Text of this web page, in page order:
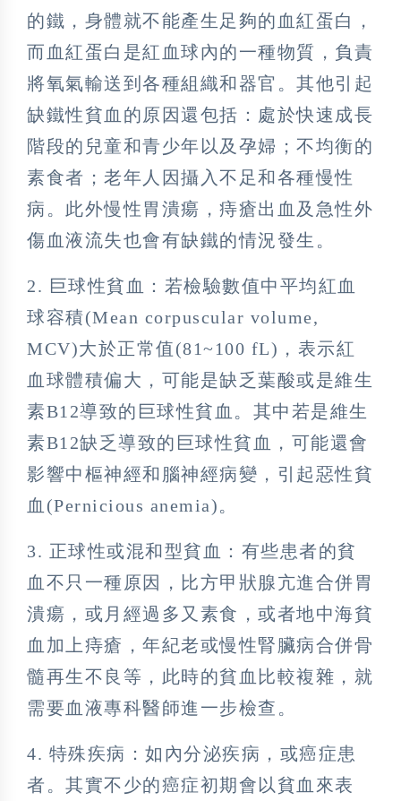
的鐵，身體就不能產生足夠的血紅蛋白，
而血紅蛋白是紅血球內的一種物質，負責
將氧氣輸送到各種組織和器官。其他引起
缺鐵性貧血的原因還包括：處於快速成長
階段的兒童和青少年以及孕婦；不均衡的
素食者；老年人因攝入不足和各種慢性
病。此外慢性胃潰瘍，痔瘡出血及急性外
傷血液流失也會有缺鐵的情況發生。
2. 巨球性貧血：若檢驗數值中平均紅血
球容積(Mean corpuscular volume,
MCV)大於正常值(81~100 fL)，表示紅
血球體積偏大，可能是缺乏葉酸或是維生
素B12導致的巨球性貧血。其中若是維生
素B12缺乏導致的巨球性貧血，可能還會
影響中樞神經和腦神經病變，引起惡性貧
血(Pernicious anemia)。
3. 正球性或混和型貧血：有些患者的貧
血不只一種原因，比方甲狀腺亢進合併胃
潰瘍，或月經過多又素食，或者地中海貧
血加上痔瘡，年紀老或慢性腎臟病合併骨
髓再生不良等，此時的貧血比較複雜，就
需要血液專科醫師進一步檢查。
4. 特殊疾病：如內分泌疾病，或癌症患
者。其實不少的癌症初期會以貧血來表